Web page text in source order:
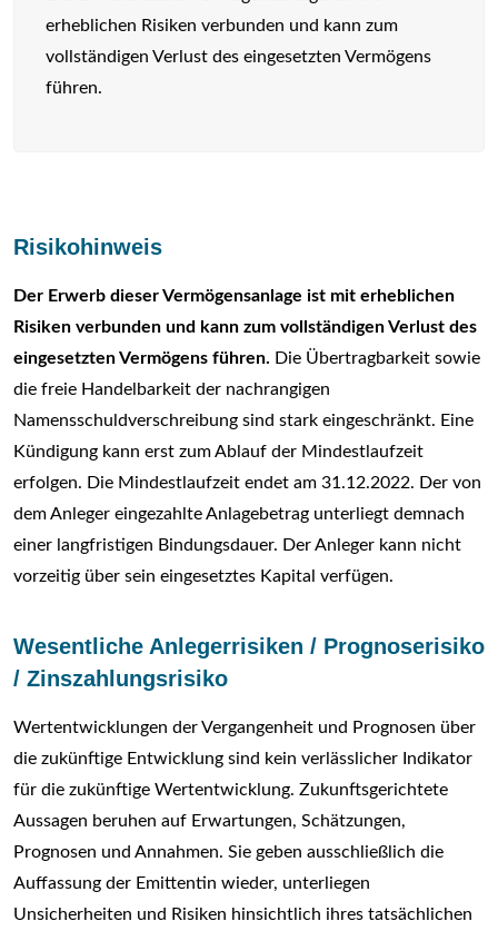
erheblichen Risiken verbunden und kann zum
vollständigen Verlust des eingesetzten Vermögens
führen.
Risikohinweis
Der Erwerb dieser Vermögensanlage ist mit erheblichen
Risiken verbunden und kann zum vollständigen Verlust des
eingesetzten Vermögens führen. Die Übertragbarkeit sowie
die freie Handelbarkeit der nachrangigen
Namensschuldverschreibung sind stark eingeschränkt. Eine
Kündigung kann erst zum Ablauf der Mindestlaufzeit
erfolgen. Die Mindestlaufzeit endet am 31.12.2022. Der von
dem Anleger eingezahlte Anlagebetrag unterliegt demnach
einer langfristigen Bindungsdauer. Der Anleger kann nicht
vorzeitig über sein eingesetztes Kapital verfügen.
Wesentliche Anlegerrisiken / Prognoserisiko
/ Zinszahlungsrisiko
Wertentwicklungen der Vergangenheit und Prognosen über
die zukünftige Entwicklung sind kein verlässlicher Indikator
für die zukünftige Wertentwicklung. Zukunftsgerichtete
Aussagen beruhen auf Erwartungen, Schätzungen,
Prognosen und Annahmen. Sie geben ausschließlich die
Auffassung der Emittentin wieder, unterliegen
Unsicherheiten und Risiken hinsichtlich ihres tatsächlichen